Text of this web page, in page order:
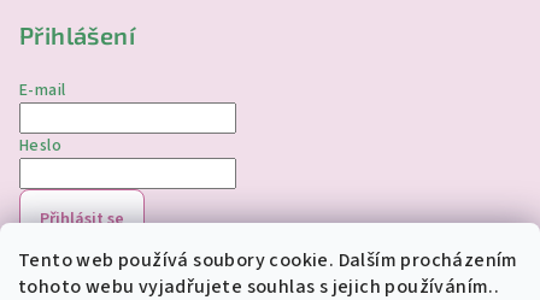
Tento web používá soubory cookie. Dalším procházením
tohoto webu vyjadřujete souhlas s jejich používáním..
Přihlášení
E-mail
Heslo
Přihlásit se
Nová registraceZapomenuté heslo